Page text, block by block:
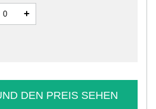
+
DEN PREIS SEHEN